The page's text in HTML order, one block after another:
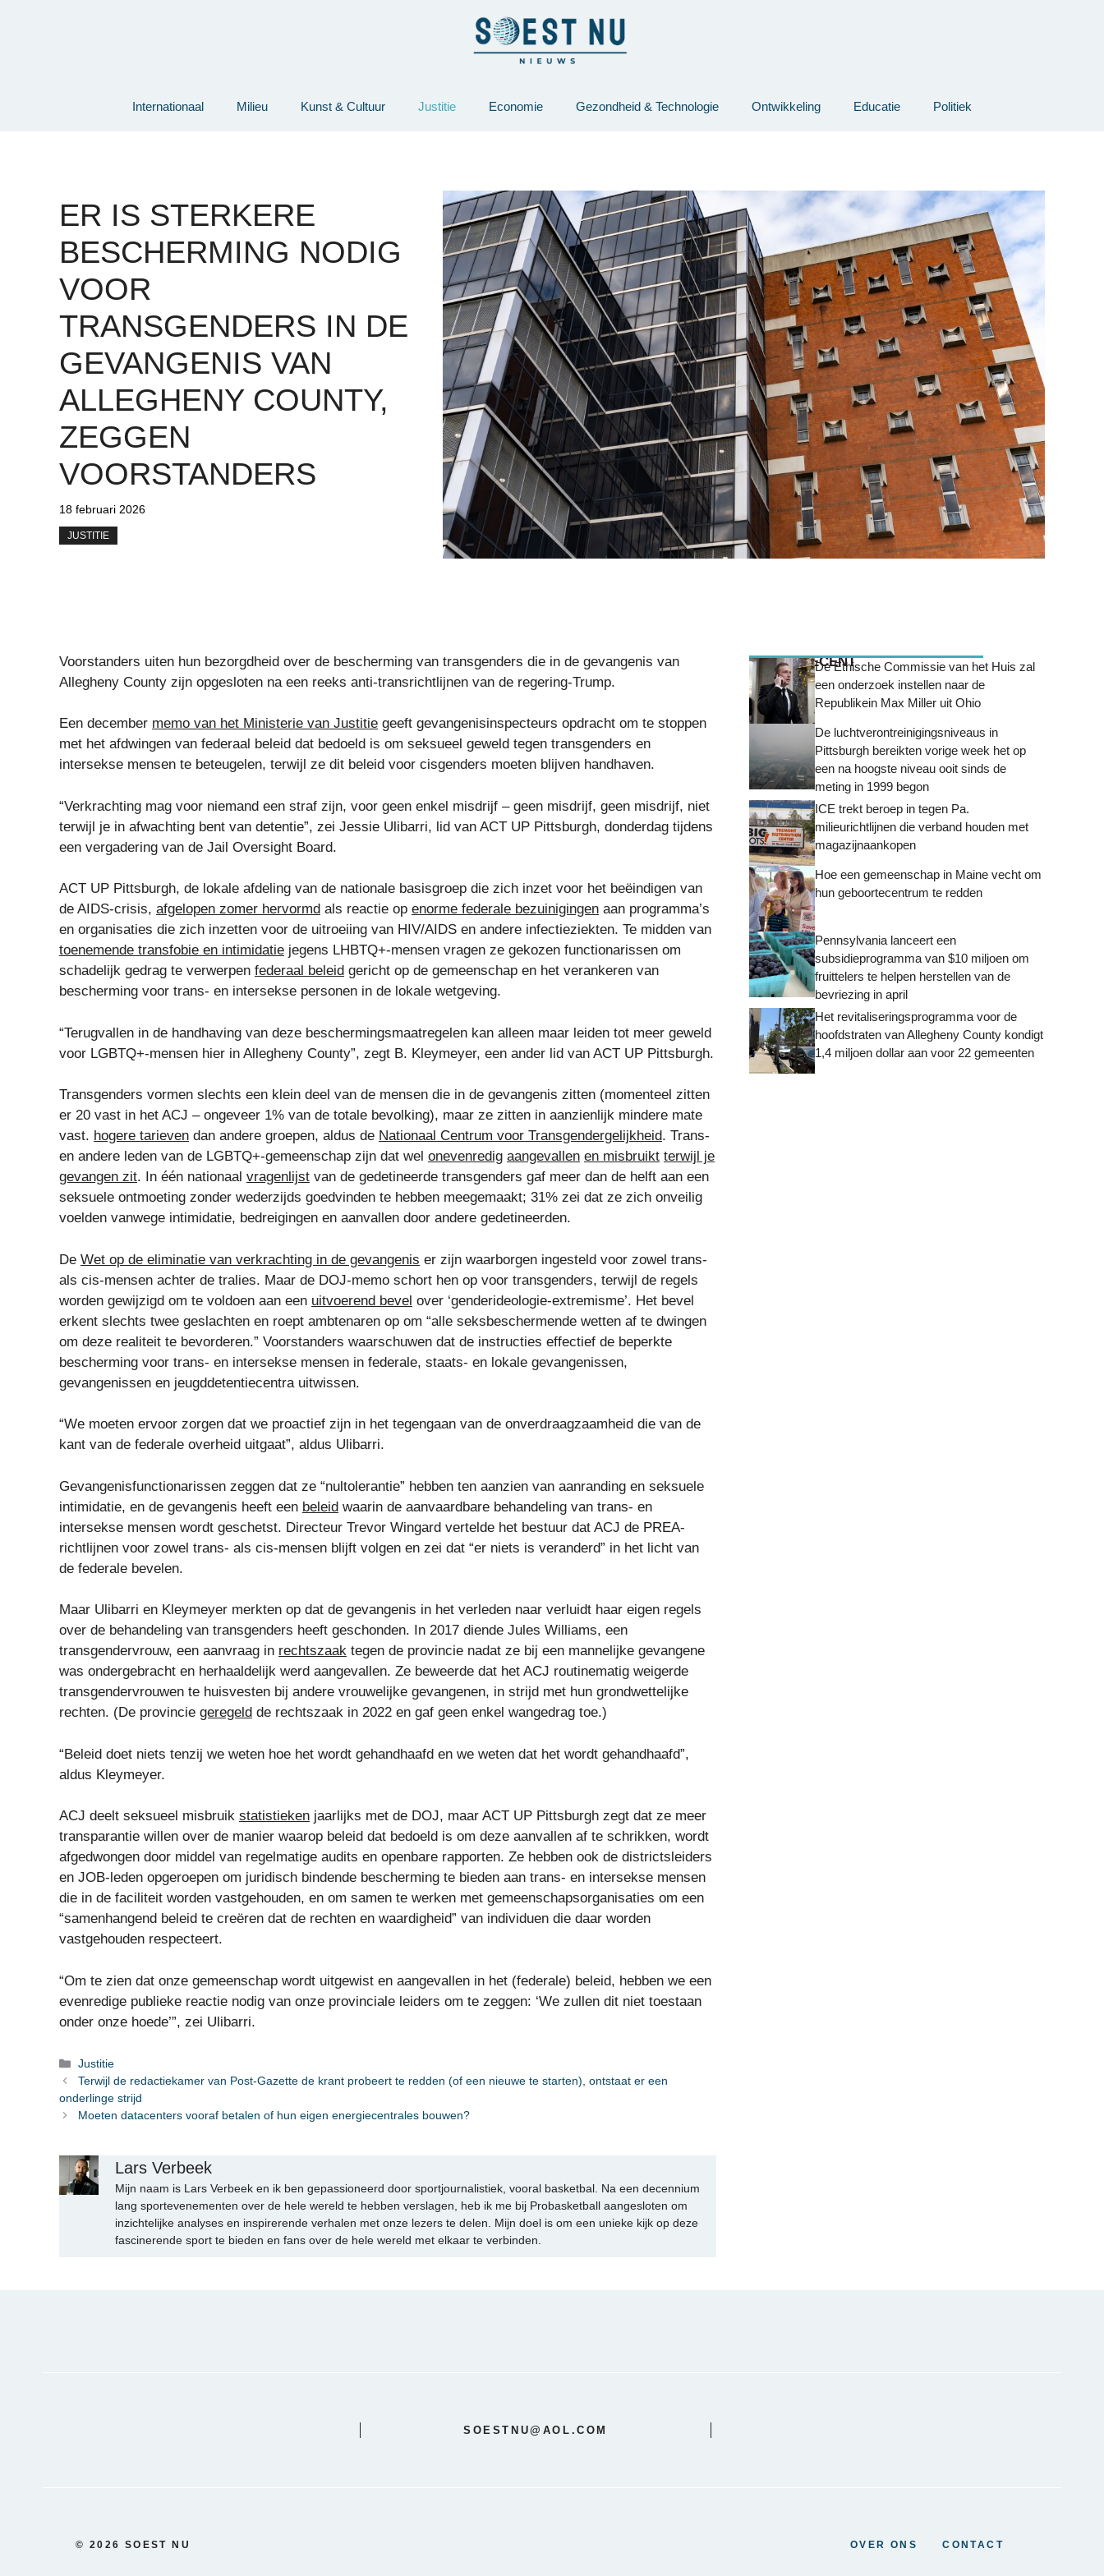
Internationaal Milieu Kunst & Cultuur Justitie Economie Gezondheid & Technologie Ontwikkeling Educatie Politiek
ER IS STERKERE
BESCHERMING NODIG
VOOR
TRANSGENDERS IN DE
GEVANGENIS VAN
ALLEGHENY COUNTY,
ZEGGEN
VOORSTANDERS
18 februari 2026
JUSTITIE
Voorstanders uiten hun bezorgdheid over de bescherming van transgenders die in de gevangenis van
Allegheny County zijn opgesloten na een reeks anti-transrichtlijnen van de regering-Trump.
Een december memo van het Ministerie van Justitie geeft gevangenisinspecteurs opdracht om te stoppen
met het afdwingen van federaal beleid dat bedoeld is om seksueel geweld tegen transgenders en
intersekse mensen te beteugelen, terwijl ze dit beleid voor cisgenders moeten blijven handhaven.
“Verkrachting mag voor niemand een straf zijn, voor geen enkel misdrijf – geen misdrijf, geen misdrijf, niet
terwijl je in afwachting bent van detentie”, zei Jessie Ulibarri, lid van ACT UP Pittsburgh, donderdag tijdens
een vergadering van de Jail Oversight Board.
ACT UP Pittsburgh, de lokale afdeling van de nationale basisgroep die zich inzet voor het beëindigen van
de AIDS-crisis, afgelopen zomer hervormd als reactie op enorme federale bezuinigingen aan programma’s
en organisaties die zich inzetten voor de uitroeiing van HIV/AIDS en andere infectieziekten. Te midden van
toenemende transfobie en intimidatie jegens LHBTQ+-mensen vragen ze gekozen functionarissen om
schadelijk gedrag te verwerpen federaal beleid gericht op de gemeenschap en het verankeren van
bescherming voor trans- en intersekse personen in de lokale wetgeving.
“Terugvallen in de handhaving van deze beschermingsmaatregelen kan alleen maar leiden tot meer geweld
voor LGBTQ+-mensen hier in Allegheny County”, zegt B. Kleymeyer, een ander lid van ACT UP Pittsburgh.
Transgenders vormen slechts een klein deel van de mensen die in de gevangenis zitten (momenteel zitten
er 20 vast in het ACJ – ongeveer 1% van de totale bevolking), maar ze zitten in aanzienlijk mindere mate
vast. hogere tarieven dan andere groepen, aldus de Nationaal Centrum voor Transgendergelijkheid. Trans-
en andere leden van de LGBTQ+-gemeenschap zijn dat wel onevenredig aangevallen en misbruikt terwijl je
gevangen zit. In één nationaal vragenlijst van de gedetineerde transgenders gaf meer dan de helft aan een
seksuele ontmoeting zonder wederzijds goedvinden te hebben meegemaakt; 31% zei dat ze zich onveilig
voelden vanwege intimidatie, bedreigingen en aanvallen door andere gedetineerden.
De Wet op de eliminatie van verkrachting in de gevangenis er zijn waarborgen ingesteld voor zowel trans-
als cis-mensen achter de tralies. Maar de DOJ-memo schort hen op voor transgenders, terwijl de regels
worden gewijzigd om te voldoen aan een uitvoerend bevel over ‘genderideologie-extremisme’. Het bevel
erkent slechts twee geslachten en roept ambtenaren op om “alle seksbeschermende wetten af ​​te dwingen
om deze realiteit te bevorderen.” Voorstanders waarschuwen dat de instructies effectief de beperkte
bescherming voor trans- en intersekse mensen in federale, staats- en lokale gevangenissen,
gevangenissen en jeugddetentiecentra uitwissen.
“We moeten ervoor zorgen dat we proactief zijn in het tegengaan van de onverdraagzaamheid die van de
kant van de federale overheid uitgaat”, aldus Ulibarri.
Gevangenisfunctionarissen zeggen dat ze “nultolerantie” hebben ten aanzien van aanranding en seksuele
intimidatie, en de gevangenis heeft een beleid waarin de aanvaardbare behandeling van trans- en
intersekse mensen wordt geschetst. Directeur Trevor Wingard vertelde het bestuur dat ACJ de PREA-
richtlijnen voor zowel trans- als cis-mensen blijft volgen en zei dat “er niets is veranderd” in het licht van
de federale bevelen.
Maar Ulibarri en Kleymeyer merkten op dat de gevangenis in het verleden naar verluidt haar eigen regels
over de behandeling van transgenders heeft geschonden. In 2017 diende Jules Williams, een
transgendervrouw, een aanvraag in rechtszaak tegen de provincie nadat ze bij een mannelijke gevangene
was ondergebracht en herhaaldelijk werd aangevallen. Ze beweerde dat het ACJ routinematig weigerde
transgendervrouwen te huisvesten bij andere vrouwelijke gevangenen, in strijd met hun grondwettelijke
rechten. (De provincie geregeld de rechtszaak in 2022 en gaf geen enkel wangedrag toe.)
“Beleid doet niets tenzij we weten hoe het wordt gehandhaafd en we weten dat het wordt gehandhaafd”,
aldus Kleymeyer.
ACJ deelt seksueel misbruik statistieken jaarlijks met de DOJ, maar ACT UP Pittsburgh zegt dat ze meer
transparantie willen over de manier waarop beleid dat bedoeld is om deze aanvallen af ​​te schrikken, wordt
afgedwongen door middel van regelmatige audits en openbare rapporten. Ze hebben ook de districtsleiders
en JOB-leden opgeroepen om juridisch bindende bescherming te bieden aan trans- en intersekse mensen
die in de faciliteit worden vastgehouden, en om samen te werken met gemeenschapsorganisaties om een ​​
“samenhangend beleid te creëren dat de rechten en waardigheid” van individuen die daar worden
vastgehouden respecteert.
“Om te zien dat onze gemeenschap wordt uitgewist en aangevallen in het (federale) beleid, hebben we een
evenredige publieke reactie nodig van onze provinciale leiders om te zeggen: ‘We zullen dit niet toestaan ​​
onder onze hoede’”, zei Ulibarri.
Categorieën
Justitie
Terwijl de redactiekamer van Post-Gazette de krant probeert te redden (of een nieuwe te starten), ontstaat er een
onderlinge strijd
Moeten datacenters vooraf betalen of hun eigen energiecentrales bouwen?
Lars Verbeek
Mijn naam is Lars Verbeek en ik ben gepassioneerd door sportjournalistiek, vooral basketbal. Na een decennium
lang sportevenementen over de hele wereld te hebben verslagen, heb ik me bij Probasketball aangesloten om
inzichtelijke analyses en inspirerende verhalen met onze lezers te delen. Mijn doel is om een unieke kijk op deze
fascinerende sport te bieden en fans over de hele wereld met elkaar te verbinden.
MEEST RECENTDe Ethische Commissie van het Huis zal
een onderzoek instellen naar de
Republikein Max Miller uit Ohio
De luchtverontreinigingsniveaus in
Pittsburgh bereikten vorige week het op
een na hoogste niveau ooit sinds de
meting in 1999 begon
ICE trekt beroep in tegen Pa.
milieurichtlijnen die verband houden met
magazijnaankopen
Hoe een gemeenschap in Maine vecht om
hun geboortecentrum te redden
Pennsylvania lanceert een
subsidieprogramma van $10 miljoen om
fruittelers te helpen herstellen van de
bevriezing in april
Het revitaliseringsprogramma voor de
hoofdstraten van Allegheny County kondigt
1,4 miljoen dollar aan voor 22 gemeenten
SOESTNU@AOL.COM
© 2026 SOEST NU OVER ONS CONTACT